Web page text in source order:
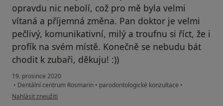
opravdu nic nebolí, což pro mě byla velmi
vítaná a příjemná změna. Pan doktor je velmi
pečlivý, komunikativní, milý a troufnu si říct, že i
profík na svém místě. Konečně se nebudu bát
chodit k zubaři, děkuju! :))
19. prosince 2020
• Dentální centrum Rosmarin • parodontologické konzultace •
podle názoru uživatele Markéta H.
Nahlásit zneužití